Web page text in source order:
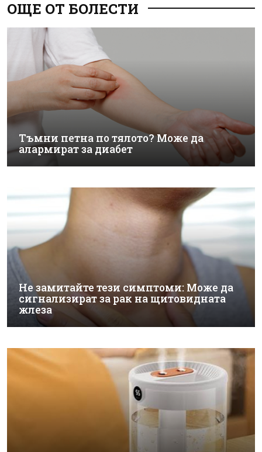
ОЩЕ ОТ БОЛЕСТИ
Тъмни петна по тялото? Може да
алармират за диабет
Не замитайте тези симптоми: Може да
сигнализират за рак на щитовидната
жлеза